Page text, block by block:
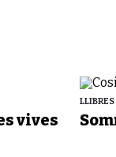
vives
LLIBRES